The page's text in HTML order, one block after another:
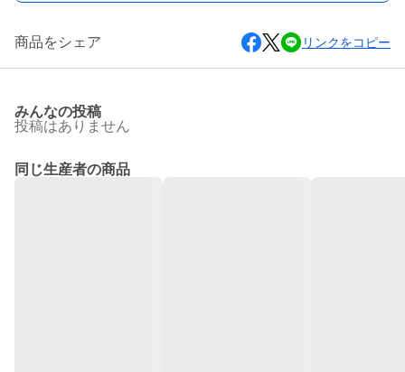
商品をシェア リンクをコピー
みんなの投稿
投稿はありません
同じ生産者の商品